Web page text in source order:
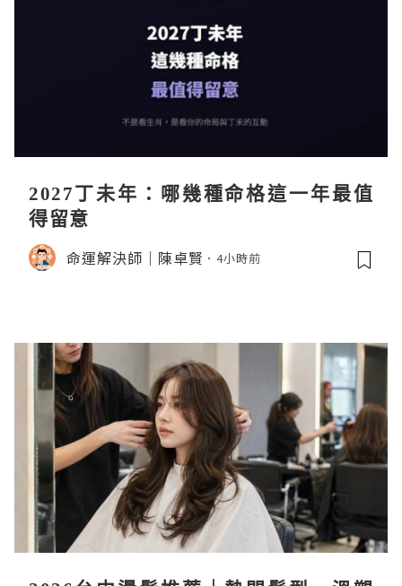
2027丁未年：哪幾種命格這一年最值
得留意
命運解決師｜陳卓賢 4小時前